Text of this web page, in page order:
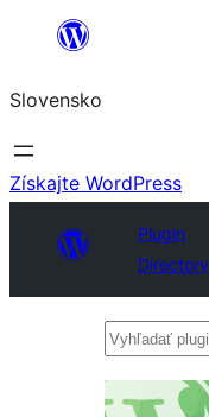
Prejsť
obsah
Slovensko
Získajte WordPress
Plugin
Directory
Vyhľadať